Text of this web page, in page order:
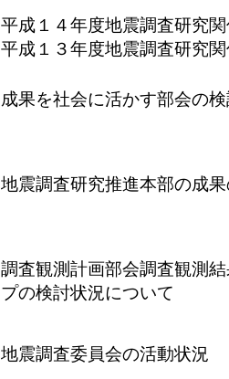
平成１４年度地震調査研究
平成１３年度地震調査研究
成果を社会に活かす部会の
地震調査研究推進本部の成
調査観測計画部会調査観測
プの検討状況について
地震調査委員会の活動状況